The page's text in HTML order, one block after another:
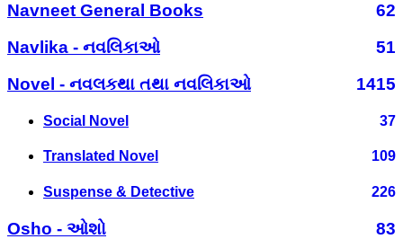
Navneet General Books
62
Navlika - નવલિકાઓ
51
Novel - નવલકથા તથા નવલિકાઓ
1415
Social Novel 37
Translated Novel 109
Suspense & Detective 226
Osho - ઓશો
83